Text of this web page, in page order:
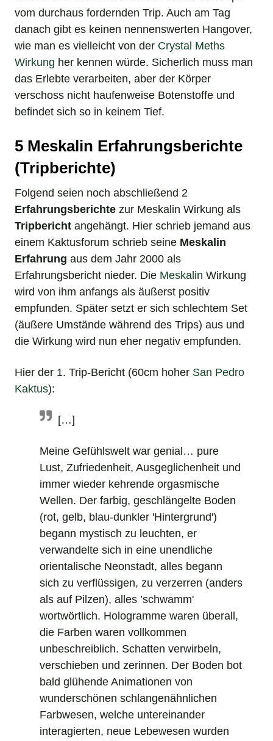
vom durchaus fordernden Trip. Auch am Tag
danach gibt es keinen nennenswerten Hangover,
wie man es vielleicht von der Crystal Meths
Wirkung her kennen würde. Sicherlich muss man
das Erlebte verarbeiten, aber der Körper
verschoss nicht haufenweise Botenstoffe und
befindet sich so in keinem Tief.
5 Meskalin Erfahrungsberichte
(Tripberichte)
Folgend seien noch abschließend 2
Erfahrungsberichte zur Meskalin Wirkung als
Tripbericht angehängt. Hier schrieb jemand aus
einem Kaktusforum schrieb seine Meskalin
Erfahrung aus dem Jahr 2000 als
Erfahrungsbericht nieder. Die Meskalin Wirkung
wird von ihm anfangs als äußerst positiv
empfunden. Später setzt er sich schlechtem Set
(äußere Umstände während des Trips) aus und
die Wirkung wird nun eher negativ empfunden.
Hier der 1. Trip-Bericht (60cm hoher San Pedro
Kaktus):
[…]
Meine Gefühlswelt war genial… pure
Lust, Zufriedenheit, Ausgeglichenheit und
immer wieder kehrende orgasmische
Wellen. Der farbig, geschlängelte Boden
(rot, gelb, blau-dunkler 'Hintergrund')
begann mystisch zu leuchten, er
verwandelte sich in eine unendliche
orientalische Neonstadt, alles begann
sich zu verflüssigen, zu verzerren (anders
als auf Pilzen), alles ’schwamm'
wortwörtlich. Hologramme waren überall,
die Farben waren vollkommen
unbeschreiblich. Schatten verwirbeln,
verschieben und zerinnen. Der Boden bot
bald glühende Animationen von
wunderschönen schlangenähnlichen
Farbwesen, welche untereinander
interagierten, neue Lebewesen wurden